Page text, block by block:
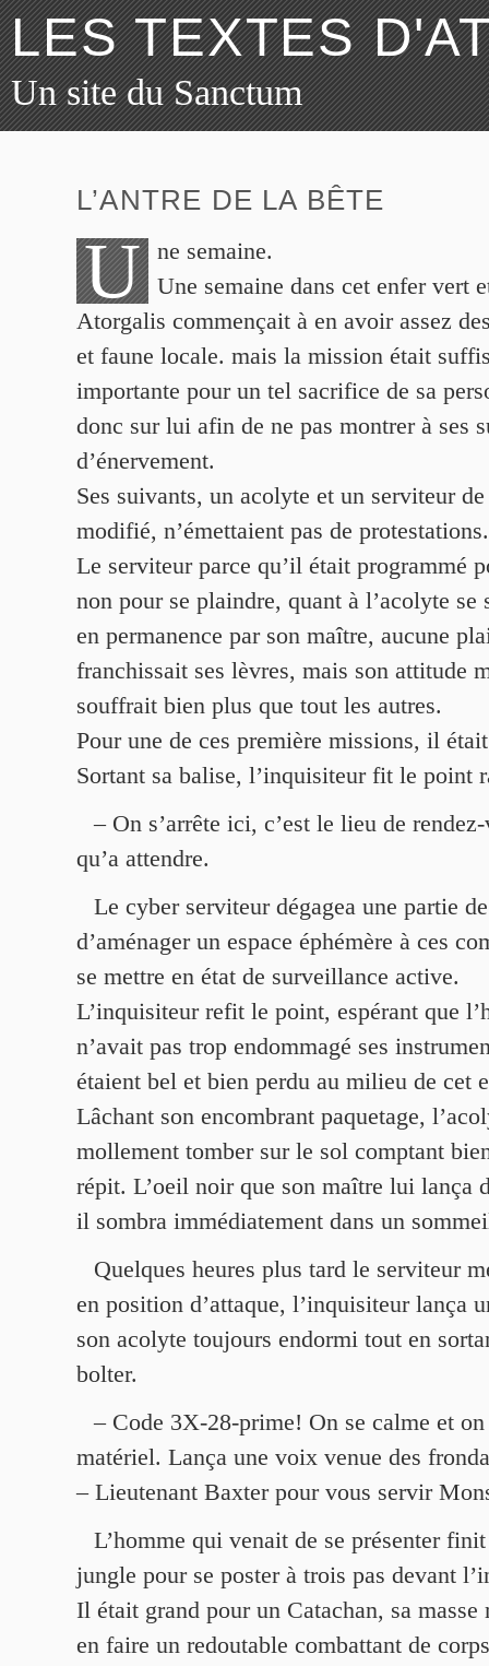
LES TEXTES
Un site du Sanctum
L’ANTRE DE LA BÊTE
U
ne semaine.
Une semaine dans cet enfer vert
Atorgalis commençait à en avoir assez
et faune locale. mais la mission était
importante pour un tel sacrifice de sa
donc sur lui afin de ne pas montrer à ses
d’énervement.
Ses suivants, un acolyte et un serviteur
modifié, n’émettaient pas de protestations.
Le serviteur parce qu’il était programmé
non pour se plaindre, quant à l’acolyte se
en permanence par son maître, aucune
franchissait ses lèvres, mais son attitude
souffrait bien plus que tout les autres.
Pour une de ces première missions, il
Sortant sa balise, l’inquisiteur fit le point
– On s’arrête ici, c’est le lieu de
qu’a attendre.
Le cyber serviteur dégagea une partie
d’aménager un espace éphémère à ces
se mettre en état de surveillance active.
L’inquisiteur refit le point, espérant que
n’avait pas trop endommagé ses
étaient bel et bien perdu au milieu de cet
Lâchant son encombrant paquetage,
mollement tomber sur le sol comptant
répit. L’oeil noir que son maître lui lança
il sombra immédiatement dans un
Quelques heures plus tard le serviteur
en position d’attaque, l’inquisiteur lança
son acolyte toujours endormi tout en
bolter.
– Code 3X-28-prime! On se calme et on
matériel. Lança une voix venue des
– Lieutenant Baxter pour vous servir
L’homme qui venait de se présenter
jungle pour se poster à trois pas devant
Il était grand pour un Catachan, sa
en faire un redoutable combattant de